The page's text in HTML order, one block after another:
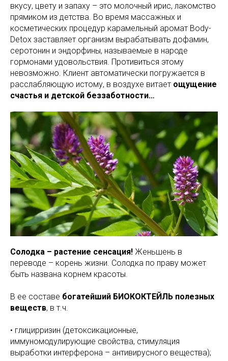
вкусу, цвету и запаху – это молочный ирис, лакомство
прямиком из детства. Во время массажных и
косметических процедур карамельный аромат Body-
Detox заставляет организм вырабатывать дофамин,
серотонин и эндорфины, называемые в народе
гормонами удовольствия. Противиться этому
невозможно. Клиент автоматически погружается в
расслабляющую истому, в воздухе витает ощущение
счастья и детской беззаботности…
Солодка – растение сенсация! Женьшень в
переводе – корень жизни. Солодка по праву может
быть названа корнем красоты.
В ее составе богатейший БИОКОКТЕЙЛЬ полезных
веществ, в т.ч.
• глицирризин (детоксикационные,
иммуномодулирующие свойства, стимуляция
выработки интерферона – антивирусного вещества);